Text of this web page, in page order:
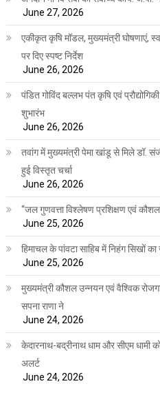
June 27, 2026
एकीकृत कृषि मॉडल, मुख्यमंत्री घोषणाएं,
पर दिए स्पष्ट निर्देश
June 26, 2026
पंडित गोविंद बल्लभ पंत कृषि एवं
शुभारंभ
June 26, 2026
तवांग में मुख्यमंत्री पेमा खांडू से मिले डॉ.
हुई विस्तृत चर्चा
June 26, 2026
“जल गुणवत्ता विश्लेषण प्रशिक्षण एवं
June 25, 2026
हिमाचल के पांवटा साहिब में निहंग सिखों
June 25, 2026
मुख्यमंत्री कौशल उन्नयन एवं वैश्विक
सपना राणा ने
June 24, 2026
केदारनाथ-बद्रीनाथ धाम और सीएम धामी
अलर्ट
June 24, 2026